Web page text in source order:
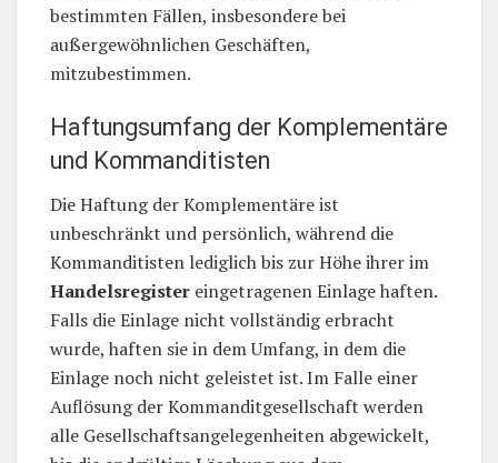
bestimmten Fällen, insbesondere bei
außergewöhnlichen Geschäften,
mitzubestimmen.
Haftungsumfang der Komplementäre
und Kommanditisten
Die Haftung der Komplementäre ist
unbeschränkt und persönlich, während die
Kommanditisten lediglich bis zur Höhe ihrer im
Handelsregister eingetragenen Einlage haften.
Falls die Einlage nicht vollständig erbracht
wurde, haften sie in dem Umfang, in dem die
Einlage noch nicht geleistet ist. Im Falle einer
Auflösung der Kommanditgesellschaft werden
alle Gesellschaftsangelegenheiten abgewickelt,